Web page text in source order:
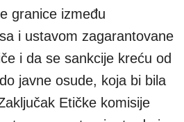
granice između
i ustavom zagarantovane
i da se sankcije kreću od
javne osude, koja bi bila
Etičke komisije